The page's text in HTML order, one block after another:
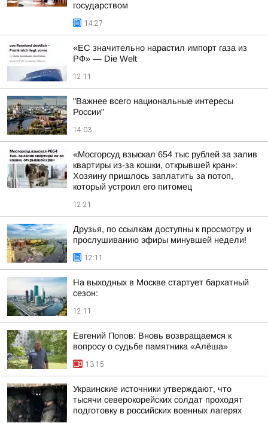
государством
14:27
«ЕС значительно нарастил импорт газа из
РФ» — Die Welt
12:11
"Важнее всего национальные интересы
России"
14:03
«Мосгорсуд взыскал 654 тыс рублей за залив
квартиры из-за кошки, открывшей кран»:
Хозяину пришлось заплатить за потоп,
который устроил его питомец
12:21
Друзья, по ссылкам доступны к просмотру и
прослушиванию эфиры минувшей недели!
12:11
На выходных в Москве стартует бархатный
сезон:
12:11
Евгений Попов: Вновь возвращаемся к
вопросу о судьбе памятника «Алёша»
13:15
Украинские источники утверждают, что
тысячи северокорейских солдат проходят
подготовку в российских военных лагерях